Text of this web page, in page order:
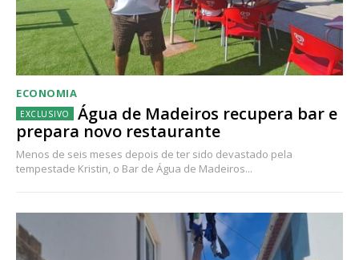
ECONOMIA
Água de Madeiros recupera bar e
prepara novo restaurante
Menos de seis meses depois de ter sido devastado pela
tempestade Kristin, o Bar de Água de Madeiros...